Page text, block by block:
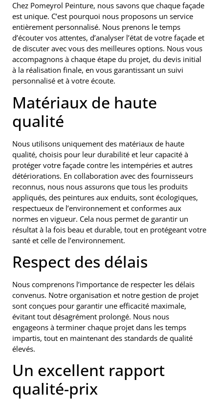
Chez Pomeyrol Peinture, nous savons que chaque façade
est unique. C’est pourquoi nous proposons un service
entièrement personnalisé. Nous prenons le temps
d’écouter vos attentes, d’analyser l’état de votre façade et
de discuter avec vous des meilleures options. Nous vous
accompagnons à chaque étape du projet, du devis initial
à la réalisation finale, en vous garantissant un suivi
personnalisé et à votre écoute.
Matériaux de haute
qualité
Nous utilisons uniquement des matériaux de haute
qualité, choisis pour leur durabilité et leur capacité à
protéger votre façade contre les intempéries et autres
détériorations. En collaboration avec des fournisseurs
reconnus, nous nous assurons que tous les produits
appliqués, des peintures aux enduits, sont écologiques,
respectueux de l’environnement et conformes aux
normes en vigueur. Cela nous permet de garantir un
résultat à la fois beau et durable, tout en protégeant votre
santé et celle de l’environnement.
Respect des délais
Nous comprenons l’importance de respecter les délais
convenus. Notre organisation et notre gestion de projet
sont conçues pour garantir une efficacité maximale,
évitant tout désagrément prolongé. Nous nous
engageons à terminer chaque projet dans les temps
impartis, tout en maintenant des standards de qualité
élevés.
Un excellent rapport
qualité-prix